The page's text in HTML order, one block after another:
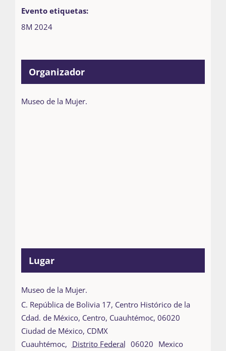
Evento etiquetas:
8M 2024
Organizador
Museo de la Mujer.
Lugar
Museo de la Mujer.
C. República de Bolivia 17, Centro Histórico de la
Cdad. de México, Centro, Cuauhtémoc, 06020
Ciudad de México, CDMX
Cuauhtémoc, Distrito Federal 06020 Mexico